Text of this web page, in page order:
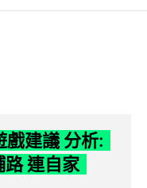
戲建議 分析:
連自家